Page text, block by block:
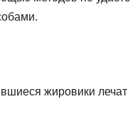
жировики